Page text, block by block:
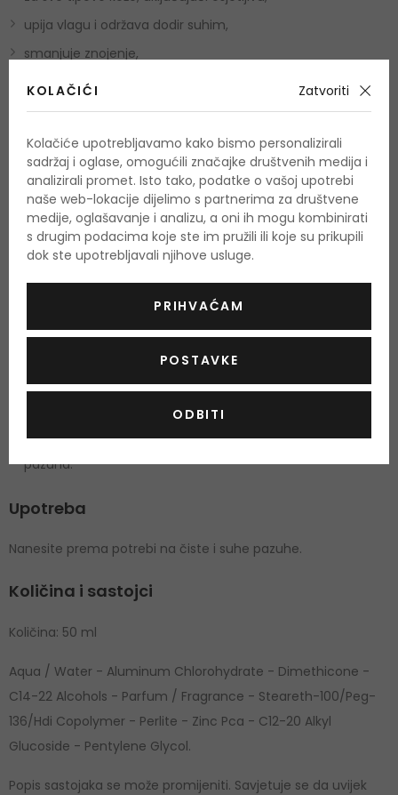
upija vlagu i održava dodir suhim,
smanjuje znojenje,
neutralizira neugodne mirise,
osvježava i štiti područje ispod pazuha do 96 sati,
ne ostavlja ljepljivu oblogu i ne iritira kožu,
je hipoalergena formula, dermatološki testirana,
formuliran bez alkohola i parabena.
Ključni sastojci:
perlit - mineral s velikom sposobnošću upijanja vode.
Koristi se u dezodoransima za upijanje vlage, tj. znoji i
održava ispod pazuha suhim,
cink PCA - ima antibakterijska svojstva, stoga ograničava
širenje bakterija,
17% aluminij klorohidrat je aluminijeva sol koja smanjuje
izlučivanje znoja izazivajući sužavanje znojnih žlijezda ispod
pazuha.
Upotreba
Nanesite prema potrebi na čiste i suhe pazuhe.
Količina i sastojci
Količina: 50 ml
Aqua / Water - Aluminum Chlorohydrate - Dimethicone -
C14-22 Alcohols - Parfum / Fragrance - Steareth-100/Peg-
136/Hdi Copolymer - Perlite - Zinc Pca - C12-20 Alkyl
Glucoside - Pentylene Glycol.
Popis sastojaka se može promijeniti. Savjetuje se da uvijek
KOLAČIĆI Zatvoriti
Kolačiće upotrebljavamo kako bismo personalizirali
sadržaj i oglase, omogućili značajke društvenih medija i
analizirali promet. Isto tako, podatke o vašoj upotrebi
naše web-lokacije dijelimo s partnerima za društvene
medije, oglašavanje i analizu, a oni ih mogu kombinirati
s drugim podacima koje ste im pružili ili koje su prikupili
dok ste upotrebljavali njihove usluge.
PRIHVAĆAM
POSTAVKE
ODBITI